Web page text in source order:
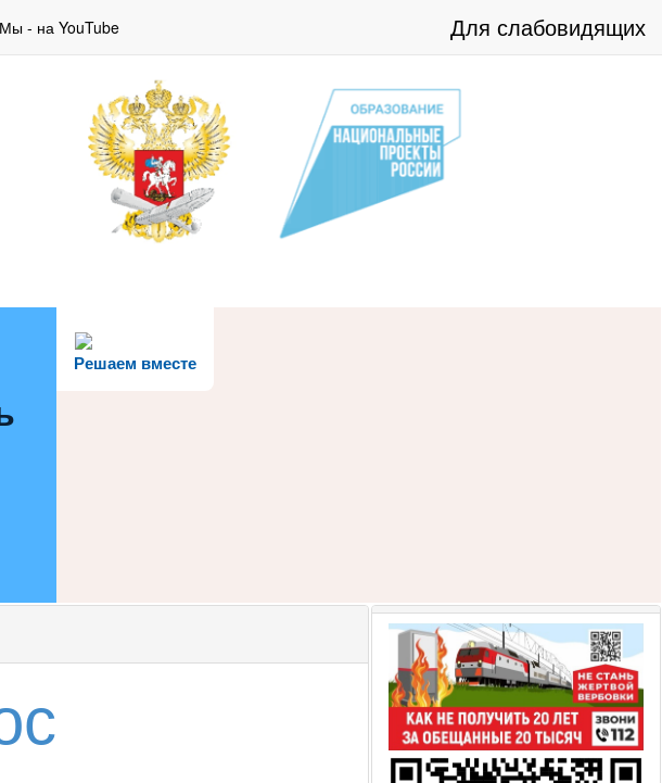
Для слабовидящих
Мы - на YouTube
Решаем вместе